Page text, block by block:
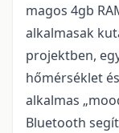
magos 4gb
alkalmasak
projektben,
hőmérséklet
alkalmas
Bluetooth